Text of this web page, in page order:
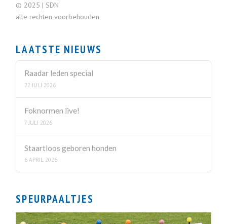
© 2025 | SDN
alle rechten voorbehouden
LAATSTE NIEUWS
Raadar leden special
22 JULI 2026
Foknormen live!
7 JULI 2026
Staartloos geboren honden
6 APRIL 2026
SPEURPAALTJES